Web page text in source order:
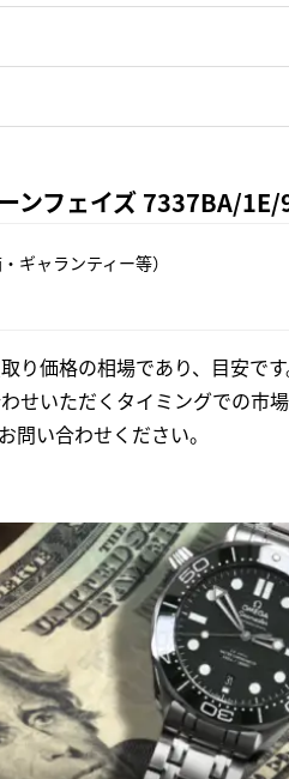
ンフェイズ 7337BA/
ギャランティー等）
り価格の相場であり、目安で
せいただくタイミングでの市
問い合わせください。